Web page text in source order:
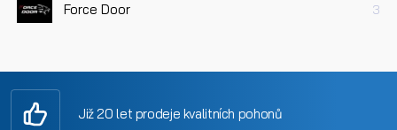
Force Door 3
Již 20 let prodeje kvalitních pohonů